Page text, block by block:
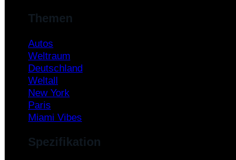
Themen
Autos
Weltraum
Deutschland
Weltall
New York
Paris
Miami Vibes
Spezifikation